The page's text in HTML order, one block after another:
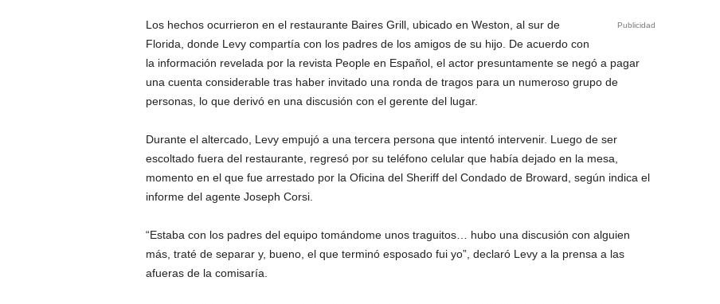
Publicidad
Los hechos ocurrieron en el restaurante Baires Grill, ubicado en Weston, al sur de
Florida, donde Levy compartía con los padres de los amigos de su hijo. De acuerdo con
la información revelada por la revista People en Español, el actor presuntamente se negó a pagar
una cuenta considerable tras haber invitado una ronda de tragos para un numeroso grupo de
personas, lo que derivó en una discusión con el gerente del lugar.
Durante el altercado, Levy empujó a una tercera persona que intentó intervenir. Luego de ser
escoltado fuera del restaurante, regresó por su teléfono celular que había dejado en la mesa,
momento en el que fue arrestado por la Oficina del Sheriff del Condado de Broward, según indica el
informe del agente Joseph Corsi.
“Estaba con los padres del equipo tomándome unos traguitos… hubo una discusión con alguien
más, traté de separar y, bueno, el que terminó esposado fui yo”, declaró Levy a la prensa a las
afueras de la comisaría.